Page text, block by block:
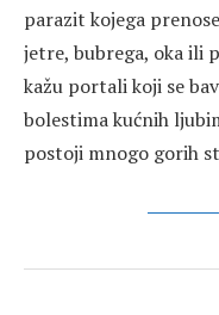
parazit kojega
jetre, bubrega, oka ili
kažu portali koji se
bolestima kućnih
postoji mnogo gorih